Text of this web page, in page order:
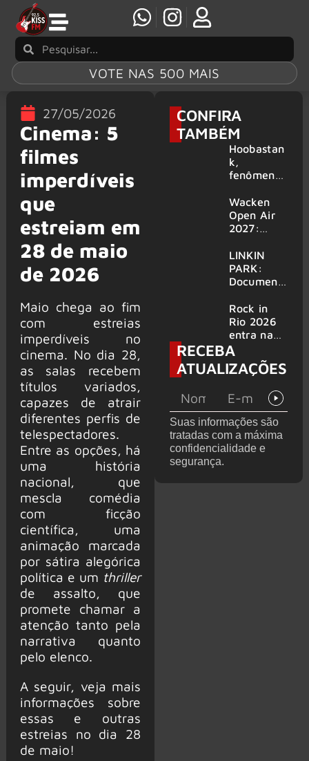
VOTE NAS 500 MAIS
27/05/2026
Cinema: 5
filmes
imperdíveis
que
estreiam em
28 de maio
de 2026
Maio chega ao fim
com estreias
imperdíveis no
cinema. No dia 28,
as salas recebem
títulos variados,
capazes de atrair
diferentes perfis de
telespectadores.
Entre as opções, há
uma história
nacional, que
mescla comédia
com ficção
científica, uma
animação marcada
por sátira alegórica
política e um thriller
de assalto, que
promete chamar a
atenção tanto pela
narrativa quanto
pelo elenco.
A seguir, veja mais
informações sobre
essas e outras
estreias no dia 28
de maio!
CONFIRA
TAMBÉM
Hoobastan
k,
fenômeno
rock anos
2000,
volta ao
6 shows
Wacken
Open Air
2027:
amplia
line-up e
já
mais de 50
bandas
LINKIN
PARK:
Document
‘Unshatter’
e álbum ao
vivo são
anunciados
Rock in
Rio 2026
entra na
reta final
com
Cidade do
montagem
acelerada
e line-up
completo
confirmad
RECEBA
ATUALIZAÇÕES
Suas informações são
tratadas com a máxima
confidencialidade e
segurança.